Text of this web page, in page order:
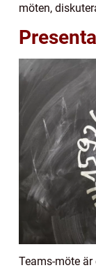
möten,
Teams-möte